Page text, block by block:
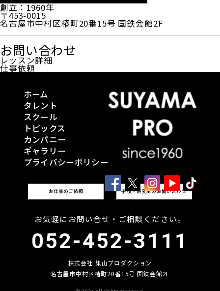
創立：1960年
〒453-0015
名古屋市中村区椿町20番15号 国鉄会館2F
お問い合わせ
レッスン詳細
仕事依頼
ホーム
タレント
スクール
トピックス
カンパニー
ギャラリー
プライバシーポリシー
子役・研究生のお問い合わせ
お仕事のご依頼
お気軽にお問い合せ・ご相談ください。
052-452-3111
株式会社 巣山プロダクション
名古屋市中村区椿町20番15号 国鉄会館2F